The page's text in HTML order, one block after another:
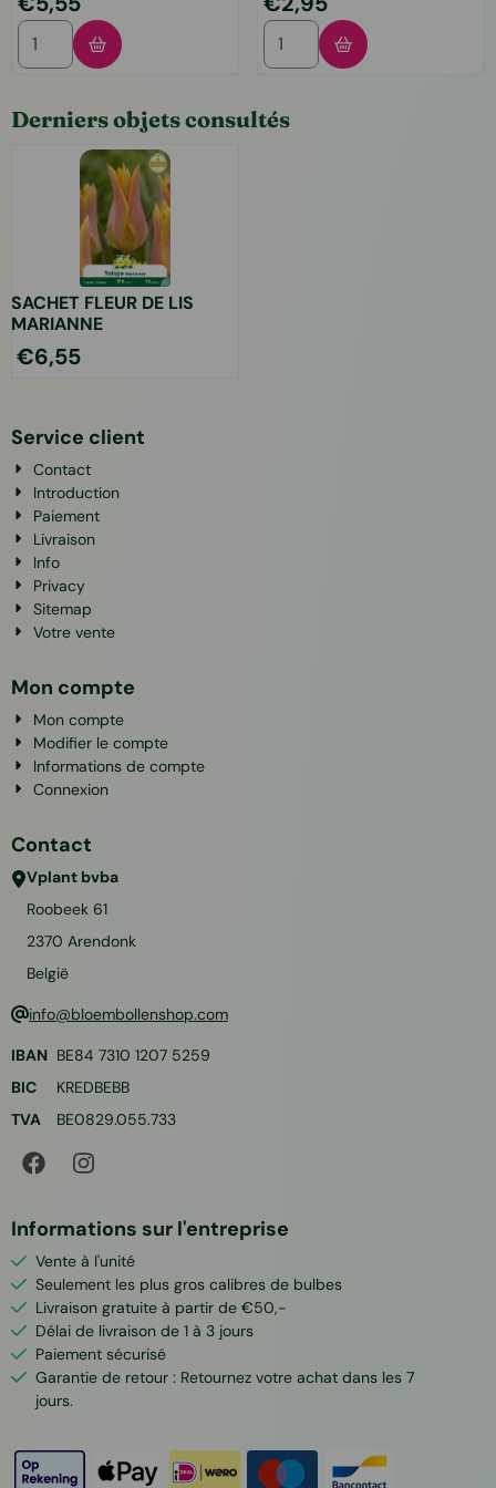
Choisir la quantité pour SACHET FOSTERIANA
Choisir la quantité pour
Derniers objets consultés
SACHET FLEUR DE LIS
MARIANNE
€6,55
Service client
Contact
Introduction
Paiement
Livraison
Info
Privacy
Sitemap
Votre vente
Mon compte
Mon compte
Modifier le compte
Informations de compte
Connexion
Contact
Vplant bvba
Roobeek 61
2370 Arendonk
België
info@bloembollenshop.com
IBAN BE84 7310 1207 5259
BIC
KREDBEBB
TVA
BE0829.055.733
Informations sur l'entreprise
Vente à l'unité
Seulement les plus gros calibres de bulbes
Livraison gratuite à partir de €50,-
Délai de livraison de 1 à 3 jours
Paiement sécurisé
Garantie de retour : Retournez votre achat dans les 7
jours.